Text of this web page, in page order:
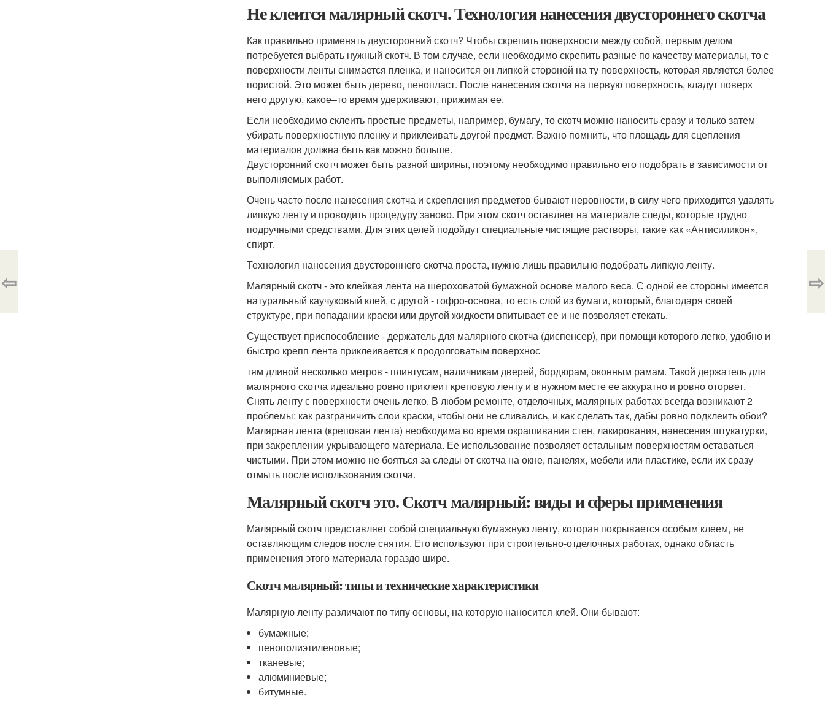
Не клеится малярный скотч. Технология нанесения двустороннего скотча
Как правильно применять двусторонний скотч? Чтобы скрепить поверхности между собой, первым делом
потребуется выбрать нужный скотч. В том случае, если необходимо скрепить разные по качеству материалы, то с
поверхности ленты снимается пленка, и наносится он липкой стороной на ту поверхность, которая является более
пористой. Это может быть дерево, пенопласт. После нанесения скотча на первую поверхность, кладут поверх
него другую, какое–то время удерживают, прижимая ее.
Если необходимо склеить простые предметы, например, бумагу, то скотч можно наносить сразу и только затем
убирать поверхностную пленку и приклеивать другой предмет. Важно помнить, что площадь для сцепления
материалов должна быть как можно больше.
Двусторонний скотч может быть разной ширины, поэтому необходимо правильно его подобрать в зависимости от
выполняемых работ.
Очень часто после нанесения скотча и скрепления предметов бывают неровности, в силу чего приходится удалять
липкую ленту и проводить процедуру заново. При этом скотч оставляет на материале следы, которые трудно
подручными средствами. Для этих целей подойдут специальные чистящие растворы, такие как «Антисиликон»,
спирт.
Технология нанесения двустороннего скотча проста, нужно лишь правильно подобрать липкую ленту.
Малярный скотч - это клейкая лента на шероховатой бумажной основе малого веса. С одной ее стороны имеется
натуральный каучуковый клей, с другой - гофро-основа, то есть слой из бумаги, который, благодаря своей
структуре, при попадании краски или другой жидкости впитывает ее и не позволяет стекать.
Существует приспособление - держатель для малярного скотча (диспенсер), при помощи которого легко, удобно и
быстро крепп лента приклеивается к продолговатым поверхнос
тям длиной несколько метров - плинтусам, наличникам дверей, бордюрам, оконным рамам. Такой держатель для
малярного скотча идеально ровно приклеит креповую ленту и в нужном месте ее аккуратно и ровно оторвет.
Снять ленту с поверхности очень легко. В любом ремонте, отделочных, малярных работах всегда возникают 2
проблемы: как разграничить слои краски, чтобы они не сливались, и как сделать так, дабы ровно подклеить обои?
Малярная лента (креповая лента) необходима во время окрашивания стен, лакирования, нанесения штукатурки,
при закреплении укрывающего материала. Ее использование позволяет остальным поверхностям оставаться
чистыми. При этом можно не бояться за следы от скотча на окне, панелях, мебели или пластике, если их сразу
отмыть после использования скотча.
Малярный скотч это. Скотч малярный: виды и сферы применения
Малярный скотч представляет собой специальную бумажную ленту, которая покрывается особым клеем, не
оставляющим следов после снятия. Его используют при строительно-отделочных работах, однако область
применения этого материала гораздо шире.
Скотч малярный: типы и технические характеристики
Малярную ленту различают по типу основы, на которую наносится клей. Они бывают:
бумажные;
пенополиэтиленовые;
тканевые;
алюминиевые;
битумные.
⇦ ⇨